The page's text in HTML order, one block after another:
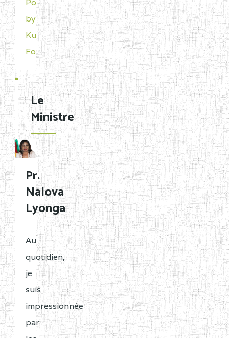
Powered
by
Kunena
Forum
Le
Ministre
Pr.
Nalova
Lyonga
Au
quotidien,
je
suis
impressionnée
par